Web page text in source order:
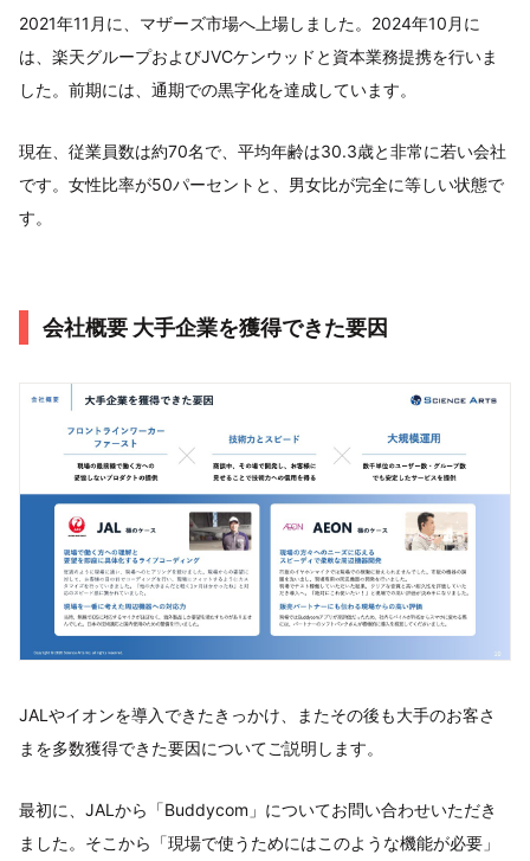
2021年11月に、マザーズ市場へ上場しました。2024年10月に
は、楽天グループおよびJVCケンウッドと資本業務提携を行いま
した。前期には、通期での黒字化を達成しています。
現在、従業員数は約70名で、平均年齢は30.3歳と非常に若い会社
です。女性比率が50パーセントと、男女比が完全に等しい状態で
す。
会社概要 大手企業を獲得できた要因
JALやイオンを導入できたきっかけ、またその後も大手のお客さ
まを多数獲得できた要因についてご説明します。
最初に、JALから「Buddycom」についてお問い合わせいただき
ました。そこから「現場で使うためにはこのような機能が必要」